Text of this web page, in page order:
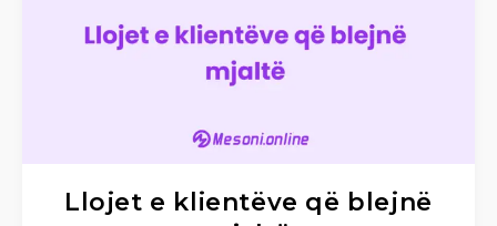
Llojet e klientëve që blejnë